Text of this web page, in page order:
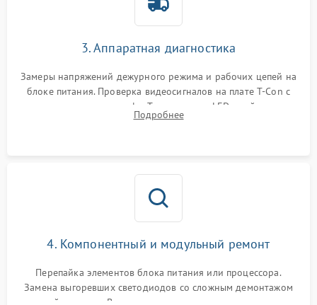
3. Аппаратная диагностика
Замеры напряжений дежурного режима и рабочих цепей на
блоке питания. Проверка видеосигналов на плате T-Con с
помощью осциллографа. Тестирование LED-драйвера и
светодиодных планок подсветки мультиметром.
Подробнее
4. Компонентный и модульный ремонт
Перепайка элементов блока питания или процессора.
Замена выгоревших светодиодов со сложным демонтажом
хрупкой матрицы. Восстановление поврежденных дорожек,